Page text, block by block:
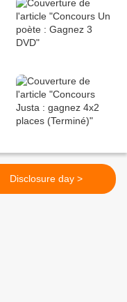
Disclosure day >